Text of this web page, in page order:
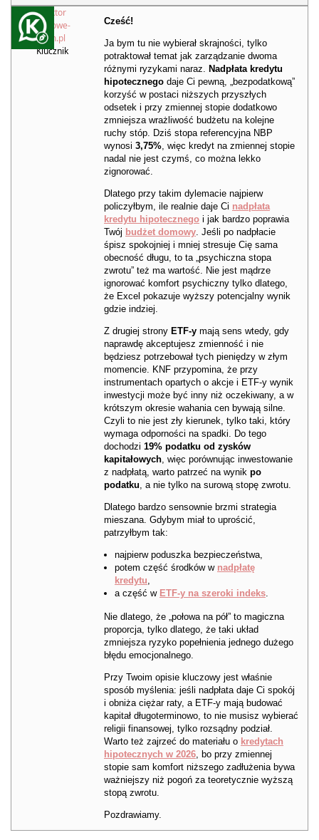
Redaktor
Kredytowe-
Forum.pl
Klucznik
Cześć!
Ja bym tu nie wybierał skrajności, tylko
potraktował temat jak zarządzanie dwoma
różnymi ryzykami naraz. Nadpłata kredytu
hipotecznego daje Ci pewną, „bezpodatkową”
korzyść w postaci niższych przyszłych
odsetek i przy zmiennej stopie dodatkowo
zmniejsza wrażliwość budżetu na kolejne
ruchy stóp. Dziś stopa referencyjna NBP
wynosi 3,75%, więc kredyt na zmiennej stopie
nadal nie jest czymś, co można lekko
zignorować.
Dlatego przy takim dylemacie najpierw
policzyłbym, ile realnie daje Ci nadpłata
kredytu hipotecznego i jak bardzo poprawia
Twój budżet domowy. Jeśli po nadpłacie
śpisz spokojniej i mniej stresuje Cię sama
obecność długu, to ta „psychiczna stopa
zwrotu” też ma wartość. Nie jest mądrze
ignorować komfort psychiczny tylko dlatego,
że Excel pokazuje wyższy potencjalny wynik
gdzie indziej.
Z drugiej strony ETF-y mają sens wtedy, gdy
naprawdę akceptujesz zmienność i nie
będziesz potrzebował tych pieniędzy w złym
momencie. KNF przypomina, że przy
instrumentach opartych o akcje i ETF-y wynik
inwestycji może być inny niż oczekiwany, a w
krótszym okresie wahania cen bywają silne.
Czyli to nie jest zły kierunek, tylko taki, który
wymaga odporności na spadki. Do tego
dochodzi 19% podatku od zysków
kapitałowych, więc porównując inwestowanie
z nadpłatą, warto patrzeć na wynik po
podatku, a nie tylko na surową stopę zwrotu.
Dlatego bardzo sensownie brzmi strategia
mieszana. Gdybym miał to uprościć,
patrzyłbym tak:
najpierw poduszka bezpieczeństwa,
potem część środków w nadpłatę
kredytu,
a część w ETF-y na szeroki indeks.
Nie dlatego, że „połowa na pół” to magiczna
proporcja, tylko dlatego, że taki układ
zmniejsza ryzyko popełnienia jednego dużego
błędu emocjonalnego.
Przy Twoim opisie kluczowy jest właśnie
sposób myślenia: jeśli nadpłata daje Ci spokój
i obniża ciężar raty, a ETF-y mają budować
kapitał długoterminowo, to nie musisz wybierać
religii finansowej, tylko rozsądny podział.
Warto też zajrzeć do materiału o kredytach
hipotecznych w 2026, bo przy zmiennej
stopie sam komfort niższego zadłużenia bywa
ważniejszy niż pogoń za teoretycznie wyższą
stopą zwrotu.
Pozdrawiamy.